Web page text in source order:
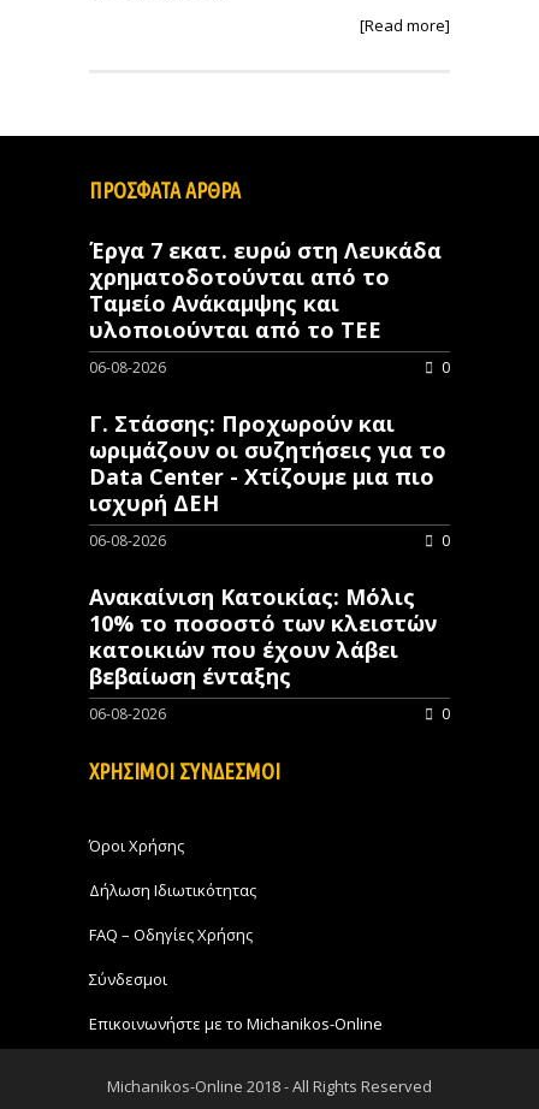
[Read more]
ΠΡΟΣΦΑΤΑ ΑΡΘΡΑ
Έργα 7 εκατ. ευρώ στη Λευκάδα
χρηματοδοτούνται από το
Ταμείο Ανάκαμψης και
υλοποιούνται από το ΤΕΕ
06-08-2026 0
Γ. Στάσσης: Προχωρούν και
ωριμάζουν οι συζητήσεις για το
Data Center - Χτίζουμε μια πιο
ισχυρή ΔΕΗ
06-08-2026 0
Ανακαίνιση Κατοικίας: Μόλις
10% το ποσοστό των κλειστών
κατοικιών που έχουν λάβει
βεβαίωση ένταξης
06-08-2026 0
ΧΡΗΣΙΜΟΙ ΣΥΝΔΕΣΜΟΙ
Όροι Χρήσης
Δήλωση Ιδιωτικότητας
FAQ – Οδηγίες Χρήσης
Σύνδεσμοι
Επικοινωνήστε με το Michanikos-Online
Michanikos-Online 2018 - All Rights Reserved